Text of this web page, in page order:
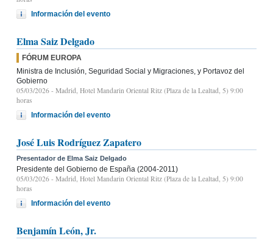
Información del evento
Elma Saiz Delgado
FÓRUM EUROPA
Ministra de Inclusión, Seguridad Social y Migraciones, y Portavoz del
Gobierno
05/03/2026 - Madrid, Hotel Mandarin Oriental Ritz (Plaza de la Lealtad, 5) 9:00
horas
Información del evento
José Luis Rodríguez Zapatero
Presentador de Elma Saiz Delgado
Presidente del Gobierno de España (2004-2011)
05/03/2026 - Madrid, Hotel Mandarin Oriental Ritz (Plaza de la Lealtad, 5) 9:00
horas
Información del evento
Benjamín León, Jr.